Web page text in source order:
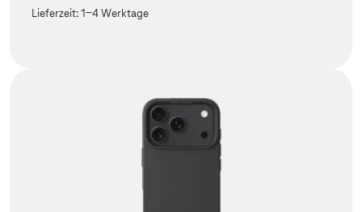
Lieferzeit:1-4 Werktage